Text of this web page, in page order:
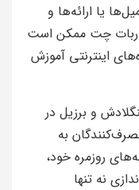
یا ارائه‌ها و
ربات چت ممکن است
اینترنتی آموزش
و برزیل در
به
روزمره خود،
نه تنها